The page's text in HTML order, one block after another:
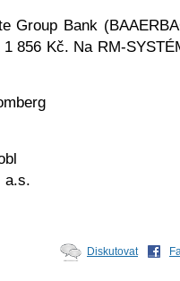
Group Bank
856 Kč. Na RM-
a.s.
Diskutovat